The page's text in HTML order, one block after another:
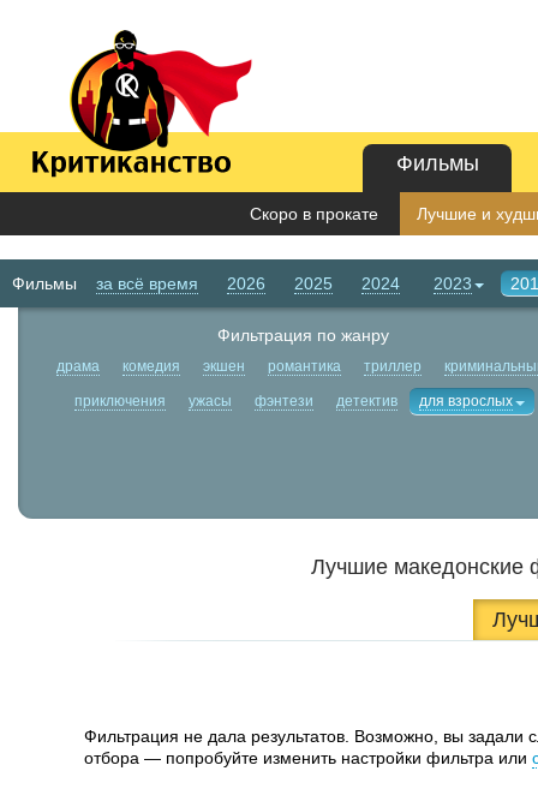
Фильмы
Скоро в прокате Лучшие и
Фильмы за всё время 2026 2025 2024 2023
Фильтрация по жанру
драма комедия экшен романтика триллер
приключения ужасы фэнтези детектив для взрослых
Лучшие македонские
Фильтрация не дала результатов. Возможно, вы задали
отбора — попробуйте изменить настройки фильтра или